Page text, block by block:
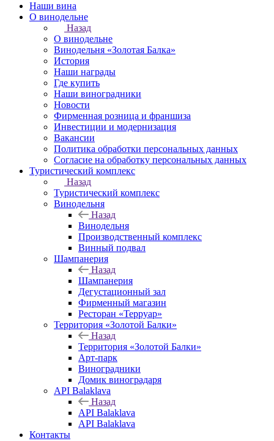
Наши вина
О винодельне
Назад
О винодельне
Винодельня «Золотая Балка»
История
Наши награды
Где купить
Наши виноградники
Новости
Фирменная розница и франшиза
Инвестиции и модернизация
Вакансии
Политика обработки персональных данных
Согласие на обработку персональных данных
Туристический комплекс
Назад
Туристический комплекс
Винодельня
Назад
Винодельня
Производственный комплекс
Винный подвал
Шампанерия
Назад
Шампанерия
Дегустационный зал
Фирменный магазин
Ресторан «Терруар»
Территория «Золотой Балки»
Назад
Территория «Золотой Балки»
Арт-парк
Виноградники
Домик виноградаря
API Balaklava
Назад
API Balaklava
API Balaklava
Контакты